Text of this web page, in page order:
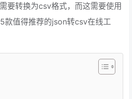
要转换为csv格式，而这需要使用
款值得推荐的json转csv在线工